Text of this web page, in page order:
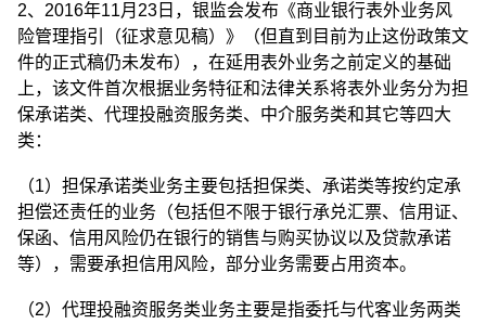
2、2016年11月23日，银监会发布《商业银行表外业务风
险管理指引（征求意见稿）》（但直到目前为止这份政策文
件的正式稿仍未发布），在延用表外业务之前定义的基础
上，该文件首次根据业务特征和法律关系将表外业务分为担
保承诺类、代理投融资服务类、中介服务类和其它等四大
类：
（1）担保承诺类业务主要包括担保类、承诺类等按约定承
担偿还责任的业务（包括但不限于银行承兑汇票、信用证、
保函、信用风险仍在银行的销售与购买协议以及贷款承诺
等），需要承担信用风险，部分业务需要占用资本。
（2）代理投融资服务类业务主要是指委托与代客业务两类